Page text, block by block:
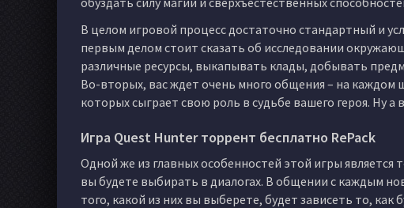
В целом игровой процесс достаточно стандартный и
первым делом стоит сказать об исследовании
различные ресурсы, выкапывать клады, добывать
Во-вторых, вас ждет очень много общения – на каждом
которых сыграет свою роль в судьбе вашего героя. Ну
Игра Quest Hunter торрент бесплатно RePack
Одной же из главных особенностей этой игры
вы будете выбирать в диалогах. В общении с каждым
того, какой из них вы выберете, будет зависеть то,